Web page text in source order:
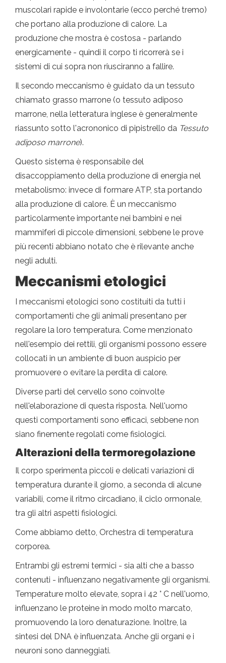
muscolari rapide e involontarie (ecco perché tremo)
che portano alla produzione di calore. La
produzione che mostra è costosa - parlando
energicamente - quindi il corpo ti ricorrerà se i
sistemi di cui sopra non riusciranno a fallire.
Il secondo meccanismo è guidato da un tessuto
chiamato grasso marrone (o tessuto adiposo
marrone, nella letteratura inglese è generalmente
riassunto sotto l'acrononico di pipistrello da Tessuto
adiposo marrone).
Questo sistema è responsabile del
disaccoppiamento della produzione di energia nel
metabolismo: invece di formare ATP, sta portando
alla produzione di calore. È un meccanismo
particolarmente importante nei bambini e nei
mammiferi di piccole dimensioni, sebbene le prove
più recenti abbiano notato che è rilevante anche
negli adulti.
Meccanismi etologici
I meccanismi etologici sono costituiti da tutti i
comportamenti che gli animali presentano per
regolare la loro temperatura. Come menzionato
nell'esempio dei rettili, gli organismi possono essere
collocati in un ambiente di buon auspicio per
promuovere o evitare la perdita di calore.
Diverse parti del cervello sono coinvolte
nell'elaborazione di questa risposta. Nell'uomo
questi comportamenti sono efficaci, sebbene non
siano finemente regolati come fisiologici.
Alterazioni della termoregolazione
Il corpo sperimenta piccoli e delicati variazioni di
temperatura durante il giorno, a seconda di alcune
variabili, come il ritmo circadiano, il ciclo ormonale,
tra gli altri aspetti fisiologici.
Come abbiamo detto, Orchestra di temperatura
corporea.
Entrambi gli estremi termici - sia alti che a basso
contenuti - influenzano negativamente gli organismi.
Temperature molto elevate, sopra i 42 ° C nell'uomo,
influenzano le proteine ​​in modo molto marcato,
promuovendo la loro denaturazione. Inoltre, la
sintesi del DNA è influenzata. Anche gli organi e i
neuroni sono danneggiati.